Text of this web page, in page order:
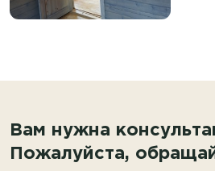
Вам нужна
Пожалуйста,